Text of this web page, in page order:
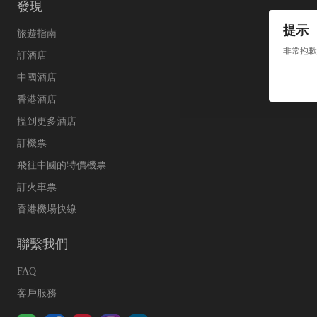
提示
非常抱
發現
旅遊指南
訂酒店
中國酒店
香港酒店
搵到更多酒店
訂機票
飛往中國的特價機票
訂火車票
香港機場快線
聯繫我們
FAQ
客戶服務